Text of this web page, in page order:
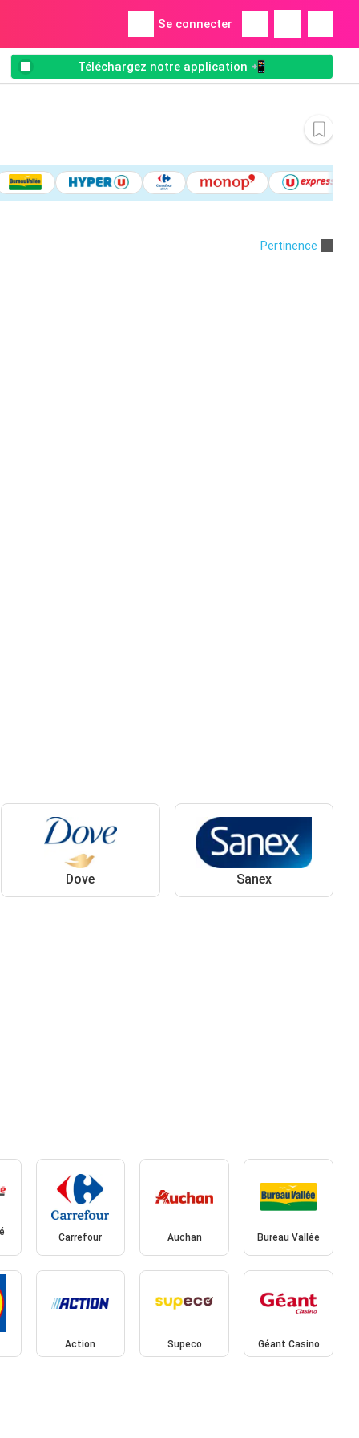
Se connecter
Téléchargez notre application 📲
Pertinence
Dove Sanex
Carrefour Auchan Bureau Vallée
Action Supeco Géant Casino